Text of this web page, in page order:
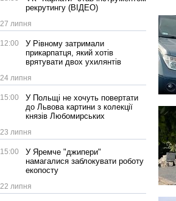
рекрутингу (ВІДЕО)
27 липня
12:00
У Рівному затримали
прикарпатця, який хотів
врятувати двох ухилянтів
24 липня
15:00
У Польщі не хочуть повертати
до Львова картини з колекції
князів Любомирських
23 липня
15:00
У Яремче "джипери"
намагалися заблокувати роботу
екопосту
22 липня